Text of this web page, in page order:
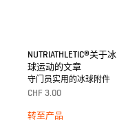
NUTRIATHLETIC®关于冰
球运动的文章
守门员实用的冰球附件
CHF 3.00
转至产品